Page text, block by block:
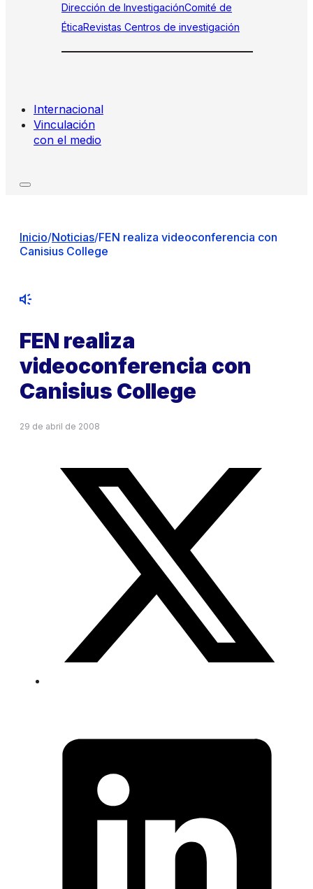
Dirección de InvestigaciónComité de
ÉticaRevistas Centros de investigación
Internacional
Vinculación
con el medio
Inicio/Noticias/FEN realiza videoconferencia con
Canisius College
FEN realiza
videoconferencia con
Canisius College
29 de abril de 2008